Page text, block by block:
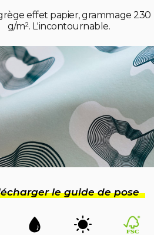
effet papier, grammage 230
g/m². L'incontournable.
le guide de pose